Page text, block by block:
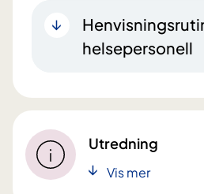
helsepersonell
Utredning
Vis mer